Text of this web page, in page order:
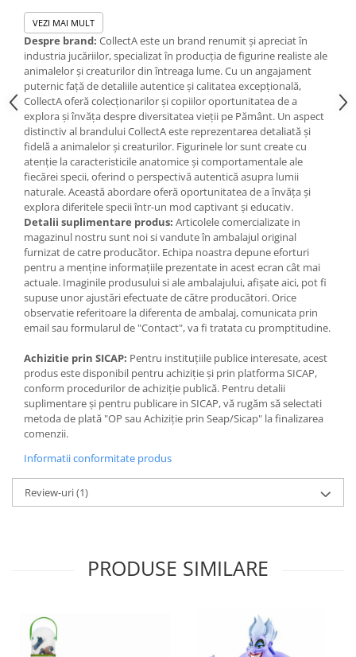
Jucarii de sortat
Jucarii muzicale bebelusi
Puzzle bebelusi
Imaginile disponibile au caracter orientativ si informativ. Nuanta,
tonul si intensitatea culorii din pozele produsului pot varia in
functie de ecranul de pe care se vizualizeaza magazinul online.
VEZI MAI MULT
Despre brand: CollectA este un brand renumit și apreciat în
industria jucăriilor, specializat în producția de figurine realiste ale
animalelor și creaturilor din întreaga lume. Cu un angajament
puternic față de detaliile autentice și calitatea excepțională,
CollectA oferă colecționarilor și copiilor oportunitatea de a
explora și învăța despre diversitatea vieții pe Pământ. Un aspect
distinctiv al brandului CollectA este reprezentarea detaliată și
fidelă a animalelor și creaturilor. Figurinele lor sunt create cu
atenție la caracteristicile anatomice și comportamentale ale
fiecărei specii, oferind o perspectivă autentică asupra lumii
naturale. Această abordare oferă oportunitatea de a învăța și
explora diferitele specii într-un mod captivant și educativ.
Detalii suplimentare produs: Articolele comercializate in
magazinul nostru sunt noi si vandute în ambalajul original
furnizat de catre producător. Echipa noastra depune eforturi
pentru a menține informațiile prezentate in acest ecran cât mai
actuale. Imaginile produsului si ale ambalajului, afișate aici, pot fi
supuse unor ajustări efectuate de către producători. Orice
observatie referitoare la diferenta de ambalaj, comunicata prin
email sau formularul de "Contact", va fi tratata cu promptitudine.
Achizitie prin SICAP: Pentru instituțiile publice interesate, acest
produs este disponibil pentru achiziție și prin platforma SICAP,
conform procedurilor de achiziție publică. Pentru detalii
suplimentare și pentru publicare in SICAP, vă rugăm să selectati
metoda de plată "OP sau Achiziție prin Seap/Sicap" la finalizarea
comenzii.
Informatii conformitate produs
Review-uri(1)
PRODUSE SIMILARE